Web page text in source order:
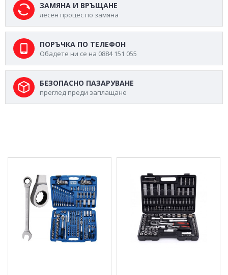
ЗАМЯНА И ВРЪЩАНЕ
лесен процес по замяна
ПОРЪЧКА ПО ТЕЛЕФОН
Обадете ни се на 0884 151 055
БЕЗОПАСНО ПАЗАРУВАНЕ
преглед преди заплащане